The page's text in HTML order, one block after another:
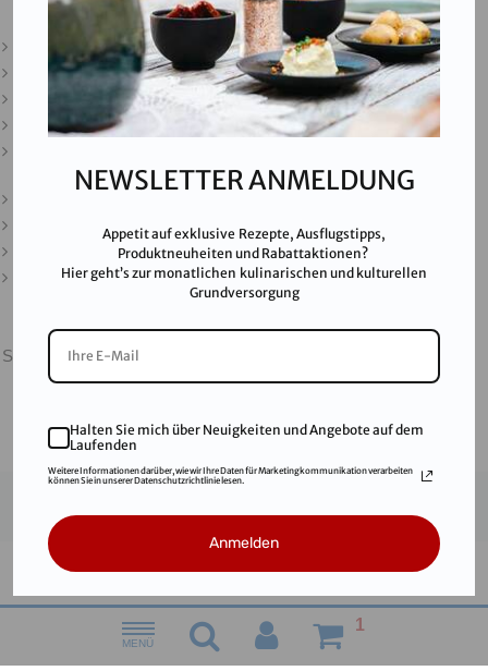
1
Kontakt
Downloads
Presse
Partner & Friends
SALINEN AUSTRIA AG ist nach GMP, IFS, QS, ISO 9001,
ISO 14001 u.v.m. zertifiziert und garantiert höchste
NEWSLETTER ANMELDUNG
Appetit auf exklusive Rezepte, Ausflugstipps,
Produktneuheiten und Rabattaktionen?
Hier geht’s zur monatlichen kulinarischen und kulturellen
Grundversorgung
Halten Sie mich über Neuigkeiten und Angebote auf dem
Laufenden
Weitere Informationen darüber, wie wir Ihre Daten für Marketingkommunikation verarbeiten
können Sie in unserer Datenschutzrichtlinie lesen.
Anmelden